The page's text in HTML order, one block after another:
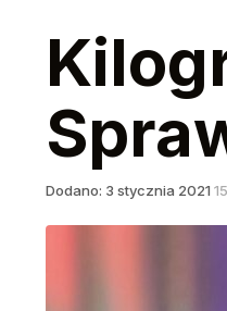
4
5,5 tony
Dodano: 3 stycznia 2021